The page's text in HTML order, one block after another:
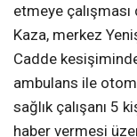
etmeye
Kaza, merkez
Cadde
ambulans ile
sağlık çalışanı 5
haber vermesi